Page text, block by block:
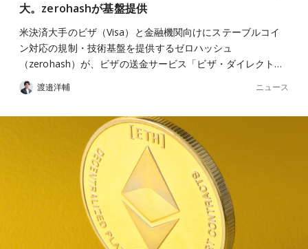
大。zerohashが基盤提供
米決済大手のビザ（Visa）と金融機関向けにステーブルコイ
ン対応の規制・技術基盤を提供するゼロハッシュ
（zerohash）が、ビザの送金サービス「ビザ・ダイレクト…
渡邉洋輔 ニュース